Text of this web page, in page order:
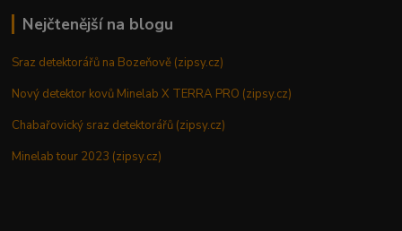
Nejčtenější na blogu
Sraz detektorářů na Bozeňově (zipsy.cz)
Nový detektor kovů Minelab X TERRA PRO (zipsy.cz)
Chabařovický sraz detektorářů (zipsy.cz)
Minelab tour 2023 (zipsy.cz)